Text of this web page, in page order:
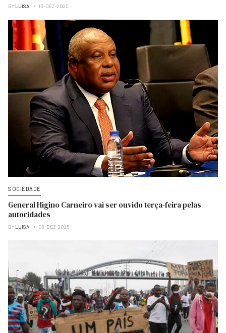
BY LUISA 13-DEZ-2025
SOCIEDADE
General Higino Carneiro vai ser ouvido terça-feira pelas
autoridades
BY LUISA 08-DEZ-2025